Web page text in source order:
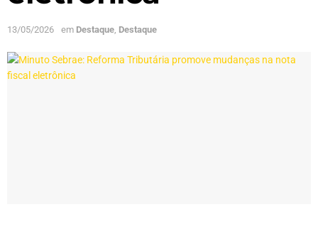
13/05/2026 em Destaque, Destaque